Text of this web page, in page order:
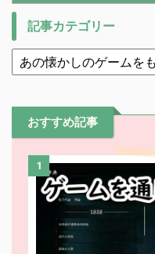
記事カテゴリー
おすすめ記事
1